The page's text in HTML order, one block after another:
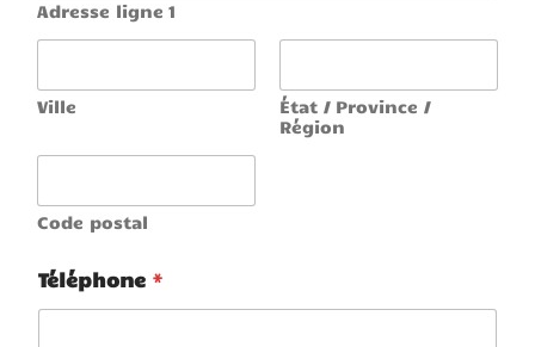
Adresse ligne 1
Ville
État / Province /
Région
Code postal
Téléphone *